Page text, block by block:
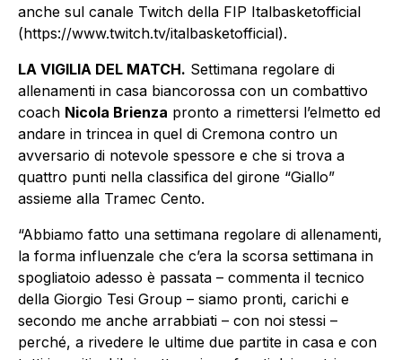
anche sul canale Twitch della FIP Italbasketofficial
(https://www.twitch.tv/italbasketofficial).
LA VIGILIA DEL MATCH. Settimana regolare di
allenamenti in casa biancorossa con un combattivo
coach Nicola Brienza pronto a rimettersi l’elmetto ed
andare in trincea in quel di Cremona contro un
avversario di notevole spessore e che si trova a
quattro punti nella classifica del girone “Giallo”
assieme alla Tramec Cento.
“Abbiamo fatto una settimana regolare di allenamenti,
la forma influenzale che c’era la scorsa settimana in
spogliatoio adesso è passata – commenta il tecnico
della Giorgio Tesi Group – siamo pronti, carichi e
secondo me anche arrabbiati – con noi stessi –
perché, a rivedere le ultime due partite in casa e con